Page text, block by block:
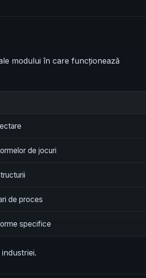
modului în care funcționează
de jocuri
de proces
specifice